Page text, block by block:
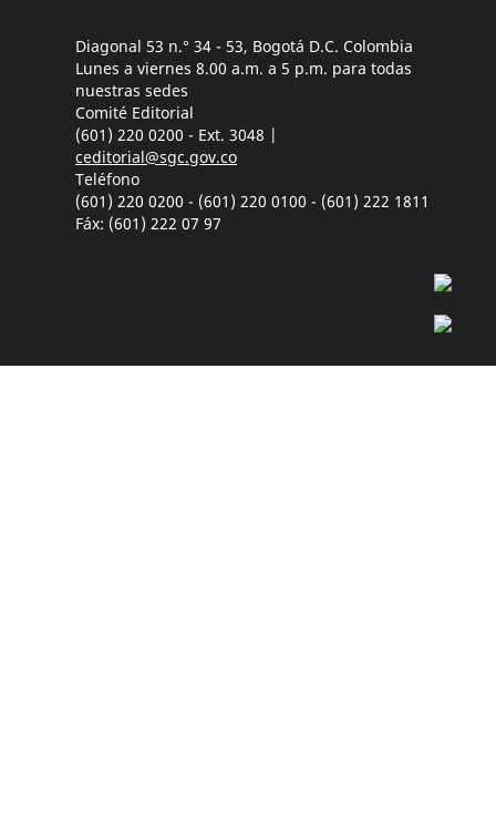
Diagonal 53 n.° 34 - 53, Bogotá D.C. Colombia
Lunes a viernes 8.00 a.m. a 5 p.m. para todas
nuestras sedes
Comité Editorial
(601) 220 0200 - Ext. 3048 |
ceditorial@sgc.gov.co
Teléfono
(601) 220 0200 - (601) 220 0100 - (601) 222 1811
Fáx: (601) 222 07 97